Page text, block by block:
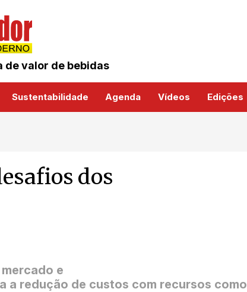
de valor de bebidas
Sustentabilidade Agenda Vídeos Edições
dos
e
a redução de custos com recursos como